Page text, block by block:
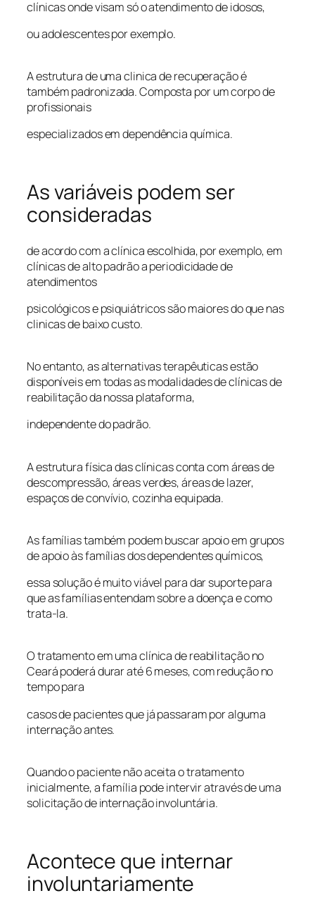
clínicas onde visam só o atendimento de idosos,
ou adolescentes por exemplo.
A estrutura de uma clinica de recuperação é
também padronizada. Composta por um corpo de
profissionais
especializados em dependência química.
As variáveis podem ser
consideradas
de acordo com a clínica escolhida, por exemplo, em
clínicas de alto padrão a periodicidade de
atendimentos
psicológicos e psiquiátricos são maiores do que nas
clinicas de baixo custo.
No entanto, as alternativas terapêuticas estão
disponíveis em todas as modalidades de clínicas de
reabilitação da nossa plataforma,
independente do padrão.
A estrutura física das clínicas conta com áreas de
descompressão, áreas verdes, áreas de lazer,
espaços de convívio, cozinha equipada.
As famílias também podem buscar apoio em grupos
de apoio às famílias dos dependentes químicos,
essa solução é muito viável para dar suporte para
que as famílias entendam sobre a doença e como
trata-la.
O tratamento em uma clínica de reabilitação no
Ceará poderá durar até 6 meses, com redução no
tempo para
casos de pacientes que já passaram por alguma
internação antes.
Quando o paciente não aceita o tratamento
inicialmente, a família pode intervir através de uma
solicitação de internação involuntária.
Acontece que internar
involuntariamente